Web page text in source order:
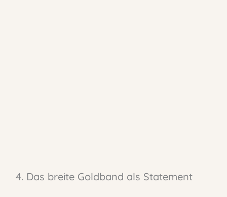
4. Das breite Goldband als Statement